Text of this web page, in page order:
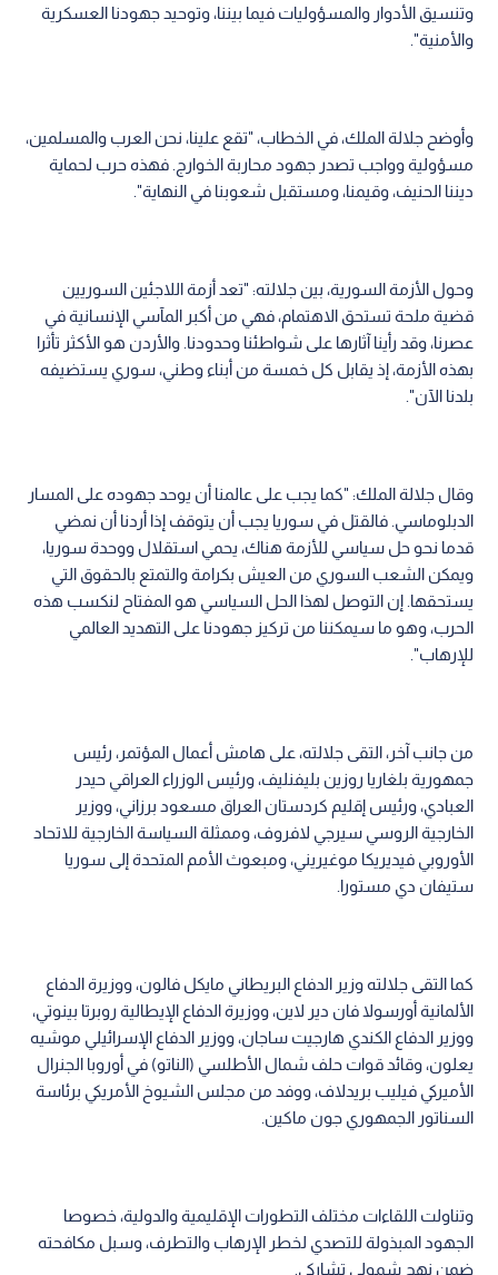
وتنسيق الأدوار والمسؤوليات فيما بيننا، وتوحيد جهودنا العسكرية
والأمنية".
وأوضح جلالة الملك، في الخطاب، "تقع علينا، نحن العرب والمسلمين،
مسؤولية وواجب تصدر جهود محاربة الخوارج. فهذه حرب لحماية
ديننا الحنيف، وقيمنا، ومستقبل شعوبنا في النهاية".
وحول الأزمة السورية، بين جلالته: "تعد أزمة اللاجئين السوريين
قضية ملحة تستحق الاهتمام، فهي من أكبر المآسي الإنسانية في
عصرنا، وقد رأينا آثارها على شواطئنا وحدودنا. والأردن هو الأكثر تأثرا
بهذه الأزمة، إذ يقابل كل خمسة من أبناء وطني، سوري يستضيفه
بلدنا الآن".
وقال جلالة الملك: "كما يجب على عالمنا أن يوحد جهوده على المسار
الدبلوماسي. فالقتل في سوريا يجب أن يتوقف إذا أردنا أن نمضي
قدما نحو حل سياسي للأزمة هناك، يحمي استقلال ووحدة سوريا،
ويمكن الشعب السوري من العيش بكرامة والتمتع بالحقوق التي
يستحقها. إن التوصل لهذا الحل السياسي هو المفتاح لنكسب هذه
الحرب، وهو ما سيمكننا من تركيز جهودنا على التهديد العالمي
للإرهاب".
من جانب آخر، التقى جلالته، على هامش أعمال المؤتمر، رئيس
جمهورية بلغاريا روزين بليفنليف، ورئيس الوزراء العراقي حيدر
العبادي، ورئيس إقليم كردستان العراق مسعود برزاني، ووزير
الخارجية الروسي سيرجي لافروف، وممثلة السياسة الخارجية للاتحاد
الأوروبي فيديريكا موغيريني، ومبعوث الأمم المتحدة إلى سوريا
ستيفان دي مستورا.
كما التقى جلالته وزير الدفاع البريطاني مايكل فالون، ووزيرة الدفاع
الألمانية أورسولا فان دير لاين، ووزيرة الدفاع الإيطالية روبرتا بينوتي،
ووزير الدفاع الكندي هارجيت ساجان، ووزير الدفاع الإسرائيلي موشيه
يعلون، وقائد قوات حلف شمال الأطلسي (الناتو) في أوروبا الجنرال
الأميركي فيليب بريدلاف، ووفد من مجلس الشيوخ الأمريكي برئاسة
السناتور الجمهوري جون ماكين.
وتناولت اللقاءات مختلف التطورات الإقليمية والدولية، خصوصا
الجهود المبذولة للتصدي لخطر الإرهاب والتطرف، وسبل مكافحته
ضمن نهج شمولي تشاركي.